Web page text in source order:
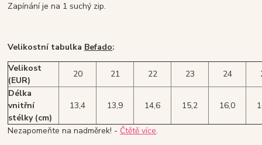
Zapínání je na 1 suchý zip.
Velikostní tabulka Befado:
Velikost
(EUR)
20 21 22 23 24
Délka
vnitřní
stélky (cm)
13,4 13,9 14,6 15,2 16,0
Nezapomeňte na nadměrek! - Čtětě více.